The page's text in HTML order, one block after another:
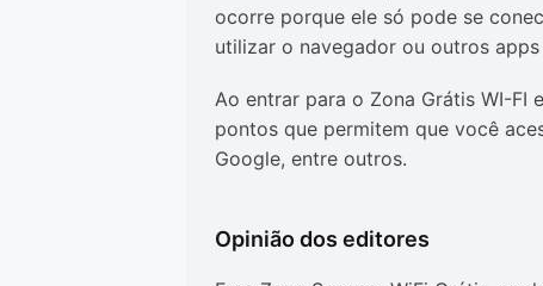
ocorre porque ele só pode se
utilizar o navegador ou outros
Ao entrar para o Zona Grátis WI-FI
pontos que permitem que você
Google, entre outros.
Opinião dos editores